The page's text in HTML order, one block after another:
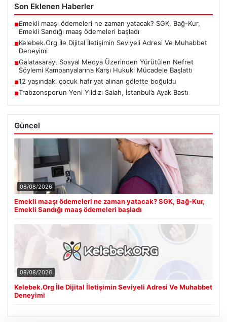
Son Eklenen Haberler
■Emekli maaşı ödemeleri ne zaman yatacak? SGK, Bağ-Kur,
Emekli Sandığı maaş ödemeleri başladı
■Kelebek.Org İle Dijital İletişimin Seviyeli Adresi Ve Muhabbet
Deneyimi
■Galatasaray, Sosyal Medya Üzerinden Yürütülen Nefret
Söylemi Kampanyalarına Karşı Hukuki Mücadele Başlattı
■12 yaşındaki çocuk hafriyat alınan gölette boğuldu
■Trabzonspor’un Yeni Yıldızı Salah, İstanbul’a Ayak Bastı
Güncel
08/08/2026
Emekli maaşı ödemeleri ne zaman yatacak? SGK, Bağ-Kur,
Emekli Sandığı maaş ödemeleri başladı
08/08/2026
Kelebek.Org İle Dijital İletişimin Seviyeli Adresi Ve Muhabbet
Deneyimi